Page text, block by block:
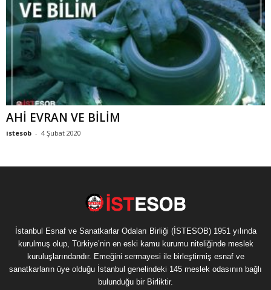
AHİ EVRAN VE BİLİM
istesob - 4 Şubat 2020
İstanbul Esnaf ve Sanatkarlar Odaları Birliği (İSTESOB) 1951 yılında
kurulmuş olup, Türkiye’nin en eski kamu kurumu niteliğinde meslek
kuruluşlarındandır. Emeğini sermayesi ile birleştirmiş esnaf ve
sanatkarların üye olduğu İstanbul genelindeki 145 meslek odasının bağlı
bulunduğu bir Birliktir.